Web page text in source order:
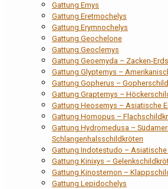
Gattung Emys
Gattung Eretmochelys
Gattung Erymnochelys
Gattung Geochelone
Gattung Geoclemys
Gattung Geoemyda – Zacken-
Gattung Glyptemys –
Gattung Gopherus –
Gattung Graptemys –
Gattung Heosemys – Asiatische
Gattung Homopus –
Gattung Hydromedusa –
Schlangenhalsschildkröten
Gattung Indotestudo –
Gattung Kinixys –
Gattung Kinosternon –
Gattung Lepidochelys